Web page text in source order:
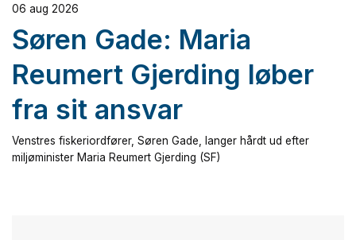
06 aug 2026
Søren Gade: Maria
Reumert Gjerding løber
fra sit ansvar
Venstres fiskeriordfører, Søren Gade, langer hårdt ud efter
miljøminister Maria Reumert Gjerding (SF)